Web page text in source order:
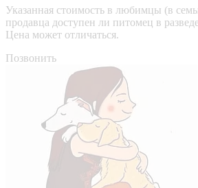
Указанная стоимость в любимцы (в
продавца доступен ли питомец в
Цена может отличаться.
Позвонить